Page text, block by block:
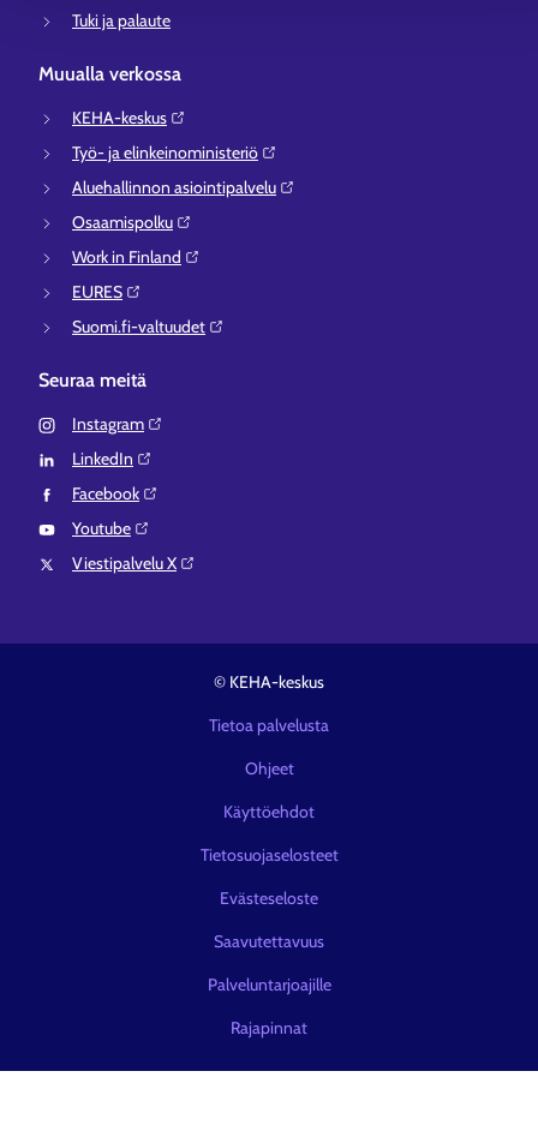
Tuki ja palaute
Muualla verkossa
KEHA-keskus⁠
Työ- ja elinkeinoministeriö⁠
Aluehallinnon asiointipalvelu⁠
Osaamispolku⁠
Work in Finland⁠
EURES⁠
Suomi.fi-valtuudet⁠
Seuraa meitä
Instagram⁠
LinkedIn⁠
Facebook⁠
Youtube⁠
Viestipalvelu X⁠
© KEHA-keskus
Tietoa palvelusta
Ohjeet
Käyttöehdot
Tietosuojaselosteet
Evästeseloste
Saavutettavuus
Palveluntarjoajille
Rajapinnat